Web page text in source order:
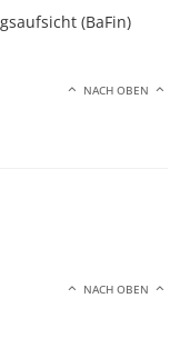
(BaFin)
NACH OBEN
NACH OBEN